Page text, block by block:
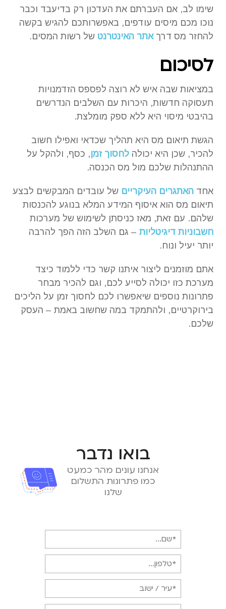
שימו לב, אם העברתם את העדכון רק בדיעבד וכבר
נוכו מכם מיסים עודפים, באפשרותכם להגיש בקשה
להחזר מס דרךאתר האינטרנט של רשות המסים.
לסיכום
במציאות שבה איש לא רוצה לפספס הזדמנויות
תעסוקה חדשות, היכרות עם השלבים הנדרשים
בהיבטי מיסוי היא ללא ספק מומלצת.
הגשת תיאום מס היא תהליך שכדאי ואפילו חשוב
להכיר, שכן היא יכולה לחסוך זמן, כסף, ולהקל על
ההתנהלות שלכם מול מס הכנסה.
אחד האתגרים העיקריים של עובדים המבקשים לבצע
תיאום מס הוא איסוף המידע המלא בנוגע להכנסות
שלהם. עם זאת, מאז כניסתן לשימוש של מערכות
חשבוניות דיגיטליות – גם השלב הזה הפך להרבה
יותר יעיל ונוח.
אתם מוזמנים ליצור איתנו קשר כדי ללמוד כיצד
מערכת כזו יכולה לסייע לכם, וגם להכיר מבחר
פתרונות נוספים שיאפשרו לכם לחסוך זמן על הליכים
בירוקרטיים, ולהתמקד במה שחשוב באמת – העסק
שלכם.
בואו נדבר
אנחנו עונים מהר כמעט
כמו פתרונות התשלום
שלנו